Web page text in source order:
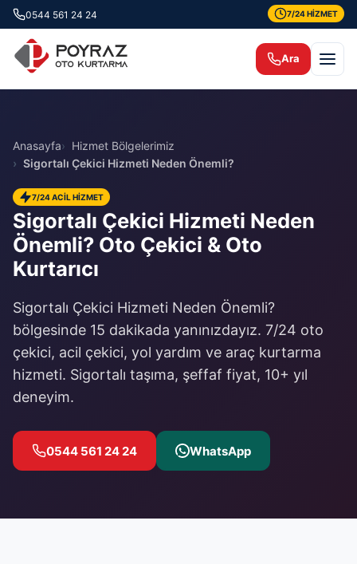
0544 561 24 24 7/24 HİZMET
Ara
Anasayfa
Hizmet Bölgelerimiz
Sigortalı Çekici Hizmeti Neden Önemli?
7/24 ACİL HİZMET
Sigortalı Çekici Hizmeti Neden
Önemli? Oto Çekici & Oto
Kurtarıcı
Sigortalı Çekici Hizmeti Neden Önemli?
bölgesinde 15 dakikada yanınızdayız. 7/24 oto
çekici, acil çekici, yol yardım ve araç kurtarma
hizmeti. Sigortalı taşıma, şeffaf fiyat, 10+ yıl
deneyim.
0544 561 24 24 WhatsApp